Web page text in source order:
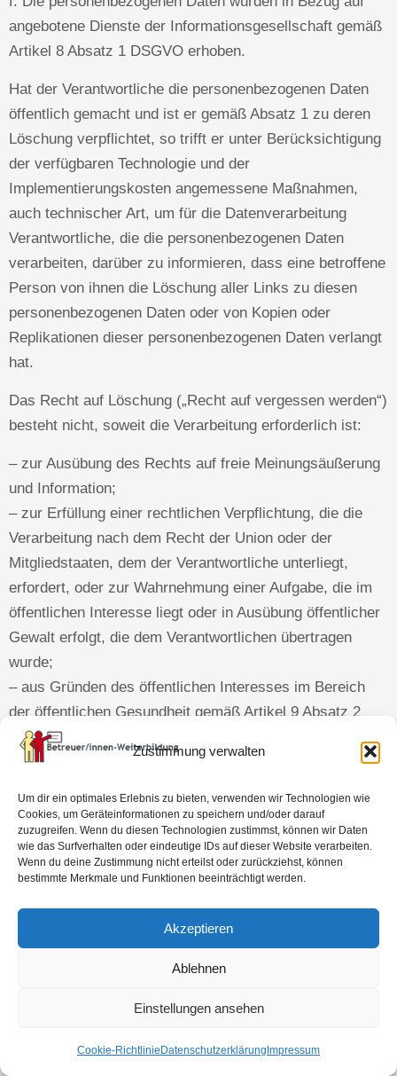
Zustimmung verwalten
Um dir ein optimales Erlebnis zu bieten, verwenden wir Technologien wie
Cookies, um Geräteinformationen zu speichern und/oder darauf
zuzugreifen. Wenn du diesen Technologien zustimmst, können wir Daten
wie das Surfverhalten oder eindeutige IDs auf dieser Website verarbeiten.
Wenn du deine Zustimmung nicht erteilst oder zurückziehst, können
bestimmte Merkmale und Funktionen beeinträchtigt werden.
Akzeptieren
Ablehnen
Einstellungen ansehen
Cookie-Richtlinie Datenschutzerklärung Impressum
angebotene Dienste der Informationsgesellschaft gemäß
Artikel 8 Absatz 1 DSGVO erhoben.
Hat der Verantwortliche die personenbezogenen Daten
öffentlich gemacht und ist er gemäß Absatz 1 zu deren
Löschung verpflichtet, so trifft er unter Berücksichtigung
der verfügbaren Technologie und der
Implementierungskosten angemessene Maßnahmen,
auch technischer Art, um für die Datenverarbeitung
Verantwortliche, die die personenbezogenen Daten
verarbeiten, darüber zu informieren, dass eine betroffene
Person von ihnen die Löschung aller Links zu diesen
personenbezogenen Daten oder von Kopien oder
Replikationen dieser personenbezogenen Daten verlangt
hat.
Das Recht auf Löschung („Recht auf vergessen werden“)
besteht nicht, soweit die Verarbeitung erforderlich ist:
– zur Ausübung des Rechts auf freie Meinungsäußerung
und Information;
– zur Erfüllung einer rechtlichen Verpflichtung, die die
Verarbeitung nach dem Recht der Union oder der
Mitgliedstaaten, dem der Verantwortliche unterliegt,
erfordert, oder zur Wahrnehmung einer Aufgabe, die im
öffentlichen Interesse liegt oder in Ausübung öffentlicher
Gewalt erfolgt, die dem Verantwortlichen übertragen
wurde;
– aus Gründen des öffentlichen Interesses im Bereich
der öffentlichen Gesundheit gemäß Artikel 9 Absatz 2
Buchstaben h und i sowie Artikel 9 Absatz 3 DSGVO;
– für im öffentlichen Interesse liegende Archivzwecke,
oder für statistische Zwecke gemäß Artikel 89 Absatz 1
DSGVO, soweit das in Absatz 1 genannte Recht
voraussichtlich die Verwirklichung der Ziele dieser
Verarbeitung unmöglich macht oder ernsthaft
beeinträchtigt, oder
– zur Geltendmachung, Ausübung oder Verteidigung von
Verarbeitung ihrer personenbezogenen Daten zu